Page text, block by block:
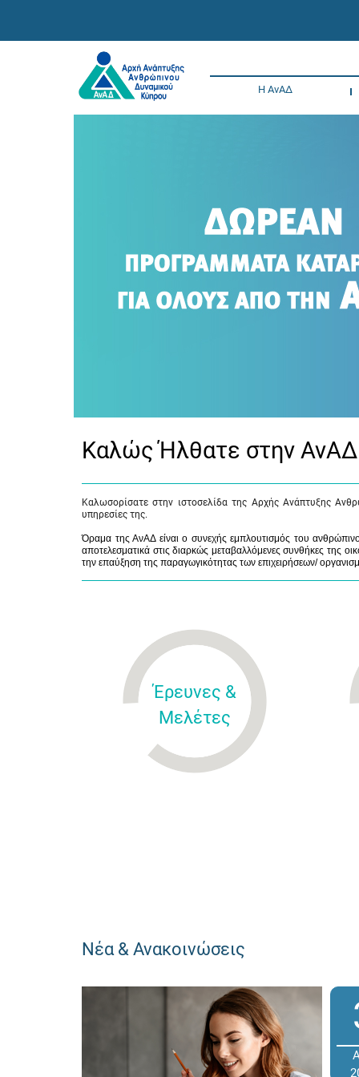
Η ΑνΑΔ
Καλώς Ήλθατε στην ΑνΑΔ
Καλωσορίσατε στην ιστοσελίδα της Αρχής Ανάπτυξης
υπηρεσίες της.
Όραμα της ΑνΑΔ είναι ο συνεχής εμπλουτισμός του
αποτελεσματικά στις διαρκώς μεταβαλλόμενες συνθήκες της
την επαύξηση της παραγωγικότητας των επιχειρήσεων/
Έρευνες &
Μελέτες
Νέα & Ανακοινώσεις